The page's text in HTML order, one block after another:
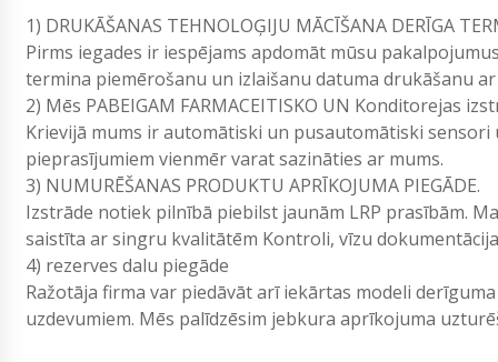
1) DRUKĀŠANAS TEHNOLOĢIJU MĀCĪŠANA DERĪGA
Pirms iegades ir iespējams apdomāt mūsu
termina piemērošanu un izlaišanu datuma drukāšanu
2) Mēs PABEIGAM FARMACEITISKO UN Konditorejas
Krievijā mums ir automātiski un pusautomātiski
pieprasījumiem vienmēr varat sazināties ar mums.
3) NUMURĒŠANAS PRODUKTU APRĪKOJUMA PIEGĀDE.
Izstrāde notiek pilnībā piebilst jaunām LRP prasībām.
saistīta ar singru kvalitātēm Kontroli, vīzu
4) rezerves dalu piegāde
Ražotāja firma var piedāvāt arī iekārtas modeli
uzdevumiem. Mēs palīdzēsim jebkura aprīkojuma